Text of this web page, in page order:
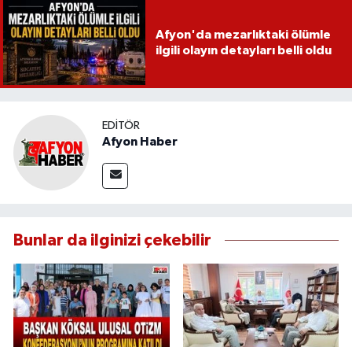
Afyon'da mezarlıktaki ölümle
ilgili olayın detayları belli oldu
EDITÖR
Afyon Haber
Bunlar da ilginizi çekebilir